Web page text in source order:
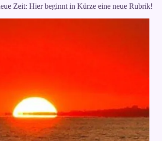
Zeit: Hier beginnt in Kürze eine neue Rubrik!